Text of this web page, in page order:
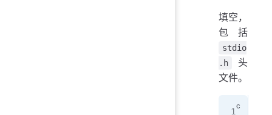
填空，
包括
stdio
.h
头
文件。